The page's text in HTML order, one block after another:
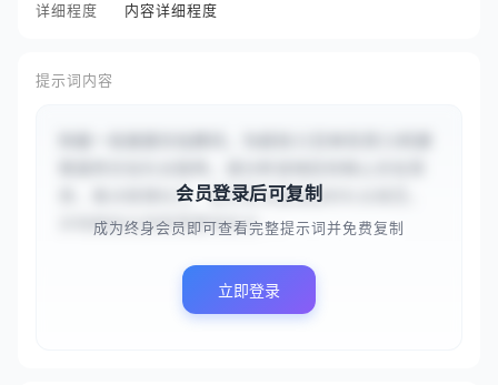
详细程度
内容详细程度
提示词内容
景，重点梳理社交、餐饮等关键维度的礼仪规范，
并明确指出游客需要特别注...
会员登录后可复制
成为终身会员即可查看完整提示词并免费复制
立即登录